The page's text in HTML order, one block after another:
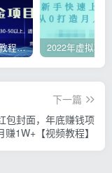
微头条副业赚钱教程，项目单号单天做到50-100+收益
下一篇
包封面，年底赚钱项
赚1W+【视频教程】